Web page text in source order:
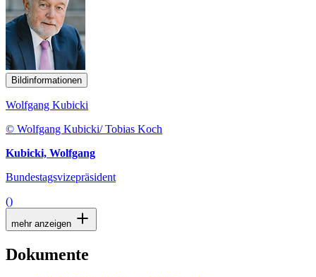
Bildinformationen
Wolfgang Kubicki
© Wolfgang Kubicki/ Tobias Koch
Kubicki, Wolfgang
Bundestagsvizepräsident
()
mehr anzeigen
Dokumente